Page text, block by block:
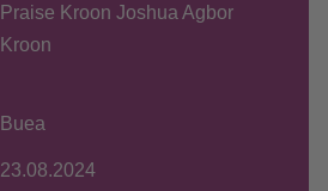
Praise Kroon Joshua Agbor
Kroon
Buea
23.08.2024